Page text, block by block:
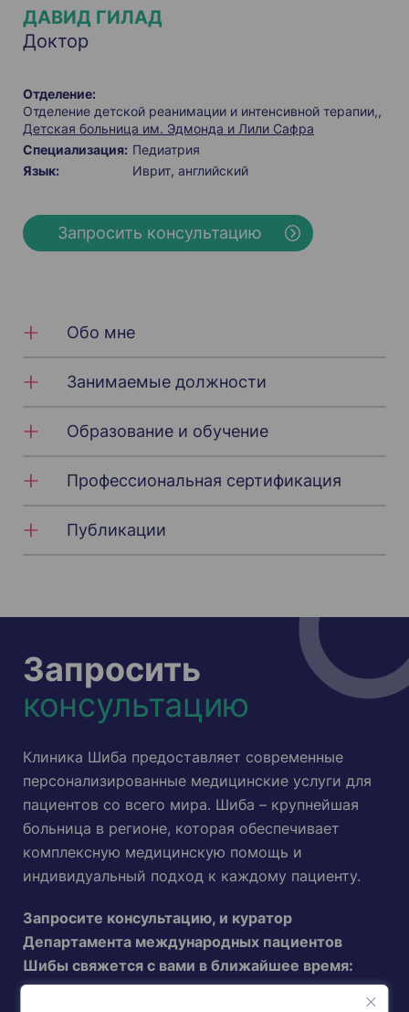
ДАВИД ГИЛАД
Доктор
Отделение:
Отделение детской реанимации и интенсивной терапии,
Детская больница им. Эдмонда и Лили Сафра
Специализация: Педиатрия
Язык:
Иврит английский
Запросить консультацию
Обо мне
Занимаемые должности
Образование и обучение
Профессиональная сертификация
Публикации
Запросить
консультацию
Клиника Шиба предоставляет современные
персонализированные медицинские услуги для
пациентов со всего мира. Шиба – крупнейшая
больница в регионе, которая обеспечивает
комплексную медицинскую помощь и
индивидуальный подход к каждому пациенту.
Запросите консультацию, и куратор
Департамента международных пациентов
Шибы свяжется с вами в ближайшее время: